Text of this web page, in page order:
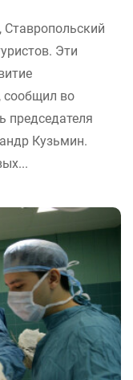
Ставропольский
Эти
сообщил во
председателя
Кузьмин.